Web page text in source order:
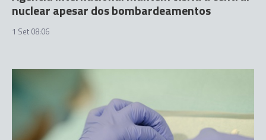
nuclear apesar dos bombardeamentos
1 Set 08:06